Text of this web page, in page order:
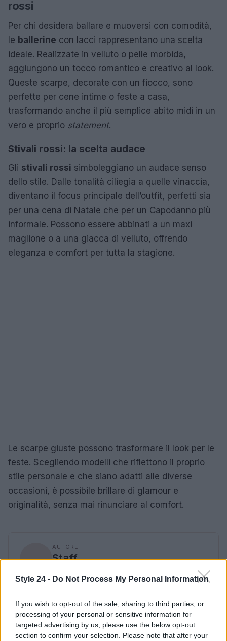
Style 24 - Do Not Process My Personal Information
If you wish to opt-out of the sale, sharing to third parties, or
processing of your personal or sensitive information for
targeted advertising by us, please use the below opt-out
section to confirm your selection. Please note that after your
rossi
Per chi desidera ballare e muoversi con comodità,
le ballerine con lacci rappresentano una scelta
ideale. Realizzate in velluto o pelle morbida,
aggiungono un tocco romantico e creativo al look.
Queste scarpe, decorate con un fiocco, sono
perfette per cene intime o feste a casa,
trasformando anche il più semplice abito midi in un
vero e proprio statement.
Stivali rossi: la scelta audace
Gli stivali rossi simboleggiano un audace senso
dello stile. Dalle tonalità ciliegia a quelle vinaccia,
diventano il focus principale dell’outfit, perfetti sia
per una cena di Natale che per un Capodanno più
informale. Possono essere abbinati a un maxi
maglione o a una giacca di velluto, offrendo
eleganza e comfort per tutta la stagione.
Le scarpe giuste possono trasformare il look per le
feste. Scegliendo modelli che riflettono il proprio
stile personale e che siano adatti alle diverse
occasioni, è possibile brillare di glamour e
originalità, senza mai rinunciare al comfort.
AUTORE
Staff